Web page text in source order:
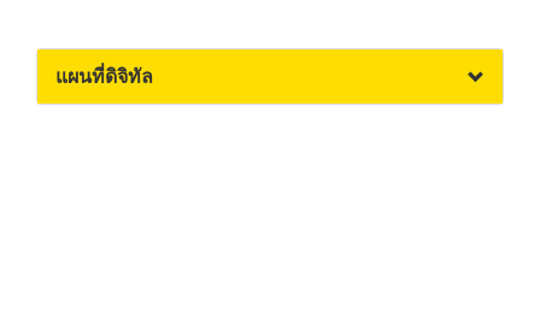
แผนที่ดิจิทัล